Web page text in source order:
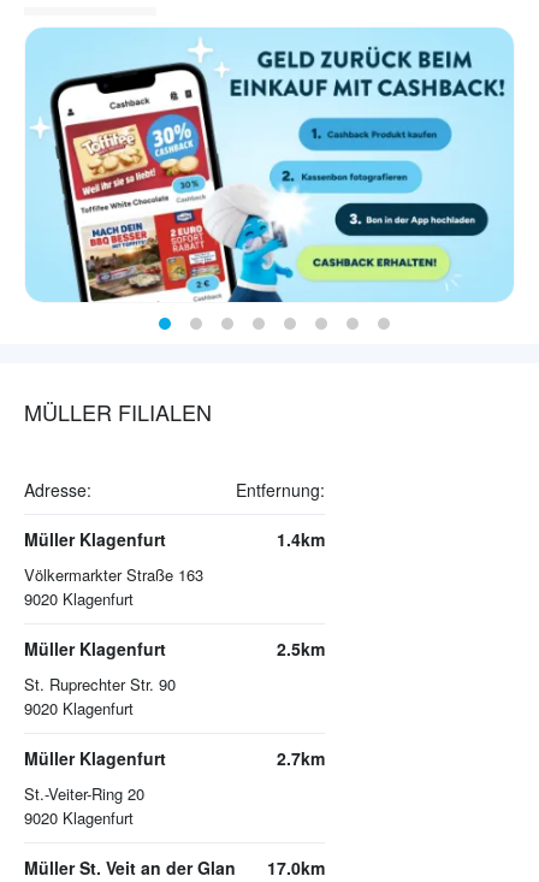
MÜLLER FILIALEN
Adresse: Entfernung:
Müller Klagenfurt
Völkermarkter Straße 163
9020 Klagenfurt
1.4km
Müller Klagenfurt
St. Ruprechter Str. 90
9020 Klagenfurt
2.5km
Müller Klagenfurt
St.-Veiter-Ring 20
9020 Klagenfurt
2.7km
Müller St. Veit an der Glan 17.0km